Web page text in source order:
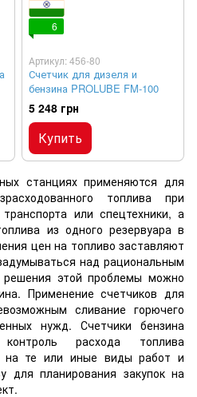
6
Артикул: 456-80
Счетчик для дизеля и
бензина PROLUBE FM-100
5 248 грн
Купить
станциях применяются для
топлива при
или спецтехники, а
из одного резервуара в
цен на топливо заставляют
над рациональным
этой проблемы можно
Применение счетчиков для
сливание горючего
нужд. Счетчики бензина
расхода топлива
на те или иные виды работ и
для планирования закупок на